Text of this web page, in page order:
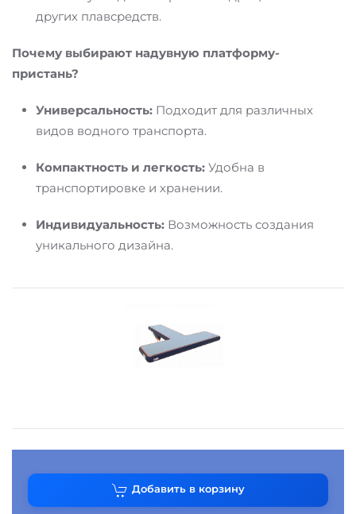
других плавсредств.
Почему выбирают надувную платформу-
пристань?
Универсальность: Подходит для различных
видов водного транспорта.
Компактность и легкость: Удобна в
транспортировке и хранении.
Индивидуальность: Возможность создания
уникального дизайна.
Добавить в корзину